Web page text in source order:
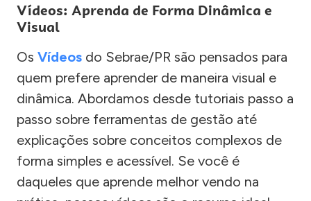
Vídeos: Aprenda de Forma Dinâmica e
Visual
Os Vídeos do Sebrae/PR são pensados para
quem prefere aprender de maneira visual e
dinâmica. Abordamos desde tutoriais passo a
passo sobre ferramentas de gestão até
explicações sobre conceitos complexos de
forma simples e acessível. Se você é
daqueles que aprende melhor vendo na